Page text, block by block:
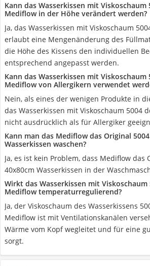
Kann das Wasserkissen mit Viskoschaum
Mediflow in der Höhe verändert werden?
Ja, das Wasserkissen mit Viskoschaum
erlaubt eine Mengenänderung des
die Höhe des Kissens den individuellen
entsprechend angepasst werden.
Kann das Wasserkissen mit Viskoschaum
Mediflow von Allergikern verwendet
Nein, als eines der wenigen Produkte in
das Wasserkissen mit Viskoschaum 5004
nicht ausdrücklich als für Allergiker
Kann man das Mediflow das Original
Wasserkissen waschen?
Ja, es ist kein Problem, dass Mediflow das
40x80cm Wasserkissen in der
Wirkt das Wasserkissen mit Viskoschaum
Mediflow temperaturregulierend?
Ja, der Viskoschaum des Wasserkissens
Mediflow ist mit Ventilationskanälen
Wärme vom Kopf wegleitet und für eine
sorgt.